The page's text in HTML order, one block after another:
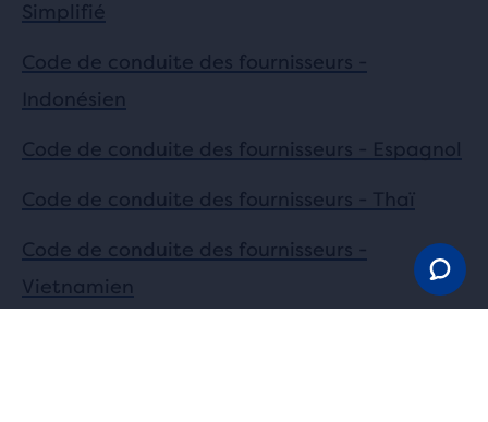
Simplifié
Code de conduite des fournisseurs -
Indonésien
Code de conduite des fournisseurs - Espagnol
Code de conduite des fournisseurs - Thaï
Code de conduite des fournisseurs -
Vietnamien